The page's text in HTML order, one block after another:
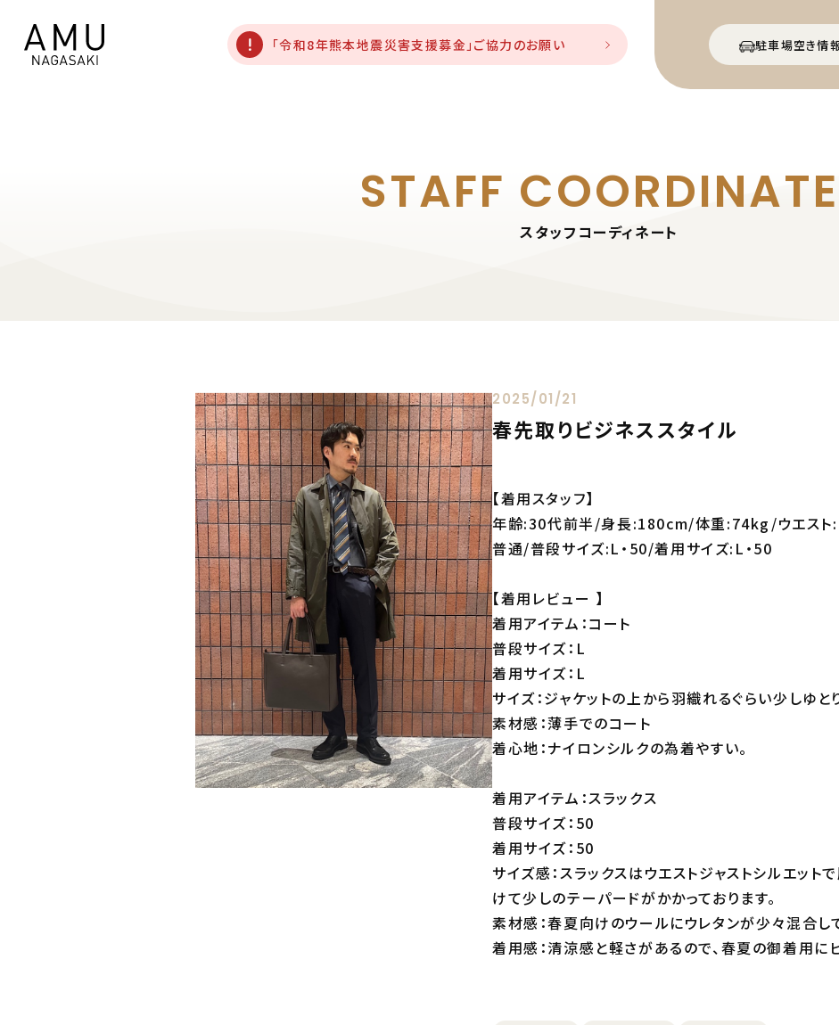
駐車場空き情
「令和8年熊本地震災害支援募金」ご協力のお願い
STAFF COORDINATE
スタッフコーディネート
2025/01/21
春先取りビジネススタイル
【着用スタッフ】
年齢:30代前半/身長:180cm/体重:74kg/ウエス
普通/普段サイズ:L・50/着用サイズ:L・50
【着用レビュー 】
着用アイテム：コート
普段サイズ：L
着用サイズ：L
サイズ：ジャケットの上から羽織れるぐらい少しゆと
素材感：薄手でのコート
着心地：ナイロンシルクの為着やすい。
着用アイテム：スラックス
普段サイズ：50
着用サイズ：50
サイズ感：スラックスはウエストジャストシルエット
けて少しのテーパードがかかっております。
素材感：春夏向けのウールにウレタンが少々混合し
着用感：清涼感と軽さがあるので、春夏の御着用に